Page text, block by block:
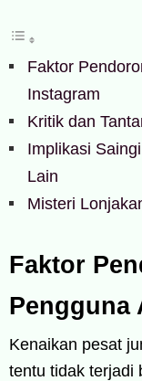
Faktor
Instagram
Kritik dan
Implikasi
Lain
Misteri
Faktor
Pengguna
Kenaikan pesat
tentu tidak terjadi